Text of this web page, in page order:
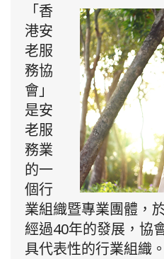
「香
港安
老服
務協
會」
是安
老服
務業
的一
個行
業組織暨專業團體，
經過40年的發展，協
具代表性的行業組織。